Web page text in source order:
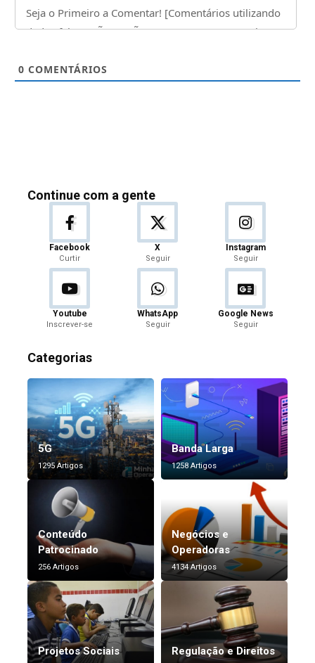
0 COMENTÁRIOS
Continue com a gente
Facebook
Curtir
X
Seguir
Instagram
Seguir
Youtube
Inscrever-se
WhatsApp
Seguir
Google News
Seguir
Categorias
5G
1295 Artigos
Banda Larga
1258 Artigos
Conteúdo
Patrocinado
256 Artigos
Negócios e
Operadoras
4134 Artigos
Projetos Sociais Regulação e Direitos